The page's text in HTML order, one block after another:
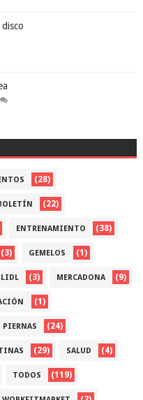
(28)
(22)
ENTRENAMIENTO (38)
(3) GEMELOS (1)
LIDL (3) MERCADONA (9)
(1)
PIERNAS (24)
(29) SALUD (4)
TODOS (119)